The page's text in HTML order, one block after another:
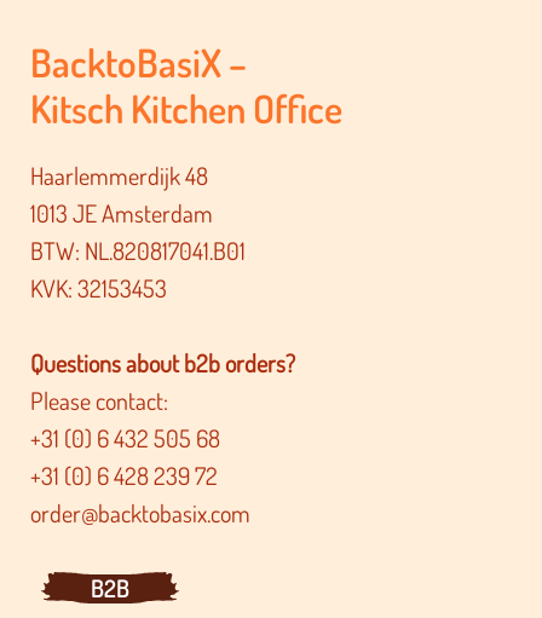
BacktoBasiX –
Kitsch Kitchen Office
Haarlemmerdijk 48
1013 JE Amsterdam
BTW: NL.820817041.B01
KVK: 32153453
Questions about b2b orders?
Please contact:
+31 (0) 6 432 505 68
+31 (0) 6 428 239 72
order@backtobasix.com
B2B